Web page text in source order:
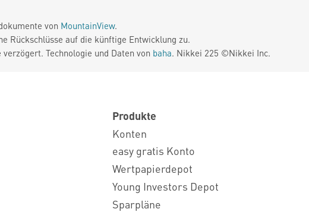
von MountainView.
Rückschlüsse auf die künftige Entwicklung zu.
Technologie und Daten von baha. Nikkei 225 ©Nikkei Inc.
Produkte
Konten
easy gratis Konto
Wertpapierdepot
Young Investors Depot
Sparpläne